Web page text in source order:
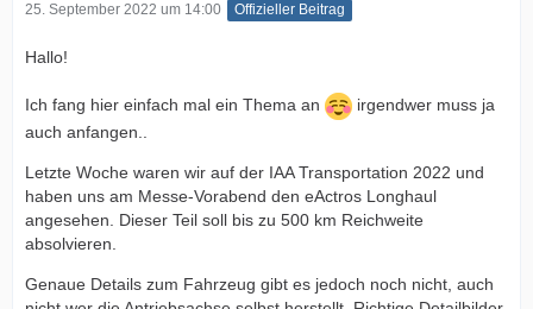
25. September 2022 um 14:00 Offizieller Beitrag
Hallo!
Ich fang hier einfach mal ein Thema an
irgendwer muss ja
auch anfangen..
Letzte Woche waren wir auf der IAA Transportation 2022 und
haben uns am Messe-Vorabend den eActros Longhaul
angesehen. Dieser Teil soll bis zu 500 km Reichweite
absolvieren.
Genaue Details zum Fahrzeug gibt es jedoch noch nicht, auch